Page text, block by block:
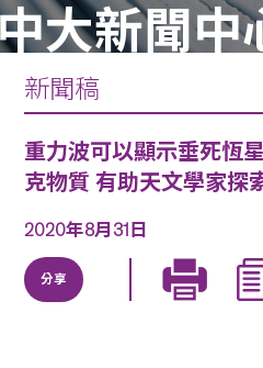
大新聞中
新聞稿
重力波可以顯示垂死恆
克物質 有助天文學家探
2020年8月31日
分享